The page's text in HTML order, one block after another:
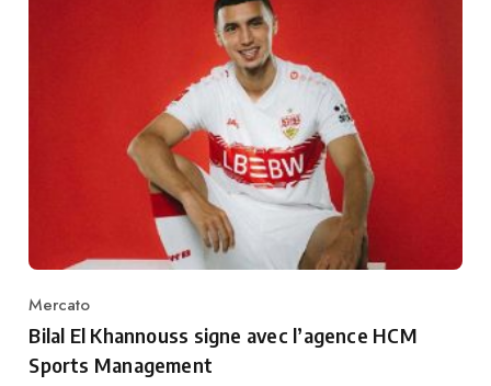
Category
Mercato
Bilal El Khannouss signe avec l’agence HCM
Sports Management